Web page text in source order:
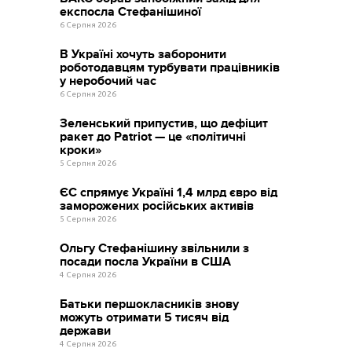
експосла Стефанішиної
6 Серпня 2026
В Україні хочуть заборонити
роботодавцям турбувати працівників
у неробочий час
6 Серпня 2026
Зеленський припустив, що дефіцит
ракет до Patriot — це «політичні
кроки»
5 Серпня 2026
ЄС спрямує Україні 1,4 млрд євро від
заморожених російських активів
5 Серпня 2026
Ольгу Стефанішину звільнили з
посади посла України в США
4 Серпня 2026
Батьки першокласників знову
можуть отримати 5 тисяч від
держави
4 Серпня 2026